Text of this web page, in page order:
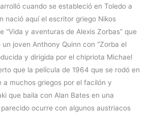
cuando se estableció en Toledo a
nació aquí el escritor griego Nikos
“Vida y aventuras de Alexis Zorbas” que
joven Anthony Quinn con “Zorba el
y dirigida por el chipriota Michael
que la película de 1964 que se rodó en
a muchos griegos por el facilón y
que baila con Alan Bates en una
ocurre con algunos austriacos